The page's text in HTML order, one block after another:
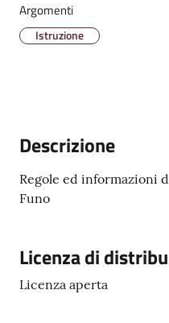
Tutti
Seguici
su
Argomenti
Istruzione
Descrizione
Regole ed informazioni
Funo
Licenza di
Licenza aperta